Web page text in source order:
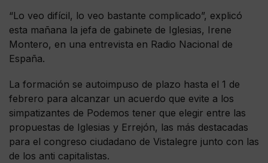
“Lo veo difícil, lo veo bastante complicado”, explicó
esta mañana la jefa de gabinete de Iglesias, Irene
Montero, en una entrevista en Radio Nacional de
España.
La formación se autoimpuso de plazo hasta el 1 de
febrero para alcanzar un acuerdo que evite a los
simpatizantes de Podemos tener que elegir entre las
propuestas de Iglesias y Errejón, las más destacadas
para el congreso ciudadano de Vistalegre junto con las
de los anti capitalistas.